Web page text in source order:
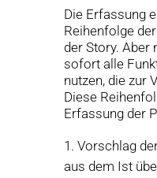
Die Erfassung
Reihenfolge
der Story.
sofort alle
nutzen, die zur
Diese
Erfassung der
Vorschlag
aus dem Ist